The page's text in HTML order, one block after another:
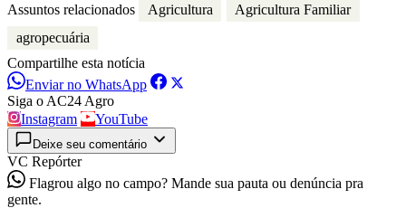
Assuntos relacionados Agricultura
Agricultura Familiar
agropecuária
Compartilhe esta notícia
Enviar no WhatsApp
Siga o AC24 Agro
Instagram
YouTube
Deixe seu comentário
VC Repórter
Flagrou algo no campo? Mande sua pauta ou denúncia pra
gente.